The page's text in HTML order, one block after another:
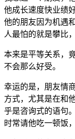
他成长速度快业绩
他的朋友因为机遇
人最怕的就是攀比
本来是平等关系，
不会那么好受。
幸运的是，朋友情
方式，尤其是在和
乎是咨询式的语句
时常请他吃一顿饭